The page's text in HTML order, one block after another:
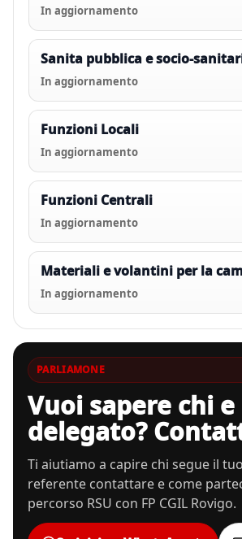
In aggiornamento
Sanita pubblica e socio-
In aggiornamento
Funzioni Locali
In aggiornamento
Funzioni Centrali
In aggiornamento
Materiali e volantini per la
In aggiornamento
PARLIAMONE
Vuoi sapere chi
delegato?
Ti aiutiamo a capire chi segue il
referente contattare e come
percorso RSU con FP CGIL Rovigo.